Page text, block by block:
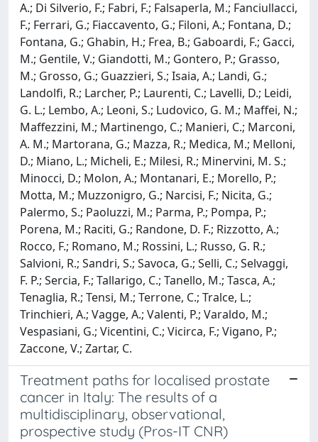
A.; Di Silverio, F.; Fabri, F.; Falsaperla, M.; Fanciullacci,
F.; Ferrari, G.; Fiaccavento, G.; Filoni, A.; Fontana, D.;
Fontana, G.; Ghabin, H.; Frea, B.; Gaboardi, F.; Gacci,
M.; Gentile, V.; Giandotti, M.; Gontero, P.; Grasso,
M.; Grosso, G.; Guazzieri, S.; Isaia, A.; Landi, G.;
Landolfi, R.; Larcher, P.; Laurenti, C.; Lavelli, D.; Leidi,
G. L.; Lembo, A.; Leoni, S.; Ludovico, G. M.; Maffei, N.;
Maffezzini, M.; Martinengo, C.; Manieri, C.; Marconi,
A. M.; Martorana, G.; Mazza, R.; Medica, M.; Melloni,
D.; Miano, L.; Micheli, E.; Milesi, R.; Minervini, M. S.;
Minocci, D.; Molon, A.; Montanari, E.; Morello, P.;
Motta, M.; Muzzonigro, G.; Narcisi, F.; Nicita, G.;
Palermo, S.; Paoluzzi, M.; Parma, P.; Pompa, P.;
Porena, M.; Raciti, G.; Randone, D. F.; Rizzotto, A.;
Rocco, F.; Romano, M.; Rossini, L.; Russo, G. R.;
Salvioni, R.; Sandri, S.; Savoca, G.; Selli, C.; Selvaggi,
F. P.; Sercia, F.; Tallarigo, C.; Tanello, M.; Tasca, A.;
Tenaglia, R.; Tensi, M.; Terrone, C.; Tralce, L.;
Trinchieri, A.; Vagge, A.; Valenti, P.; Varaldo, M.;
Vespasiani, G.; Vicentini, C.; Vicirca, F.; Vigano, P.;
Zaccone, V.; Zartar, C.
Treatment paths for localised prostate
cancer in Italy: The results of a
multidisciplinary, observational,
prospective study (Pros-IT CNR)